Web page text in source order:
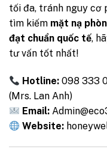
tối đa, tránh nguy cơ
tìm kiếm mặt nạ
đạt chuẩn quốc tế,
tư vấn tốt nhất!
Hotline: 098 333
(Mrs. Lan Anh)
Email:
Website: